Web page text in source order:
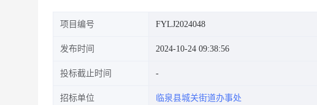
项目编号 FYLJ2024048
发布时间 2024-10-24 09:38:56
投标截止时间
招标单位 临泉县城关街道办事处